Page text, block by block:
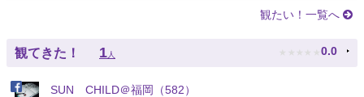
観たい！一覧へ
観てきた！ 1 人 ★ ★ ★ ★ ★ 0.0
SUN CHILD＠福岡（582）